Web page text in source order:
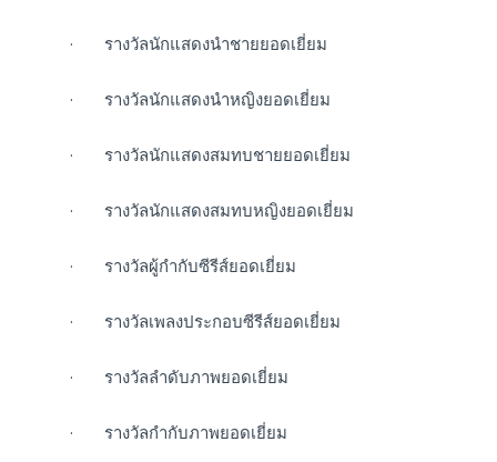
· รางวัลนักแสดงนำชายยอดเยี่ยม
· รางวัลนักแสดงนำหญิงยอดเยี่ยม
· รางวัลนักแสดงสมทบชายยอดเยี่ยม
· รางวัลนักแสดงสมทบหญิงยอดเยี่ยม
· รางวัลผู้กำกับซีรีส์ยอดเยี่ยม
· รางวัลเพลงประกอบซีรีส์ยอดเยี่ยม
· รางวัลลำดับภาพยอดเยี่ยม
· รางวัลกำกับภาพยอดเยี่ยม